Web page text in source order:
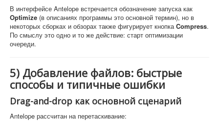
В интерфейсе Antelope встречается обозначение запуска как
Optimize (в описаниях программы это основной термин), но в
некоторых сборках и обзорах также фигурирует кнопкаCompress.
По смыслу это одно и то же действие: старт оптимизации
очереди.
5) Добавление файлов: быстрые
способы и типичные ошибки
Drag-and-drop как основной сценарий
Antelope рассчитан на перетаскивание: